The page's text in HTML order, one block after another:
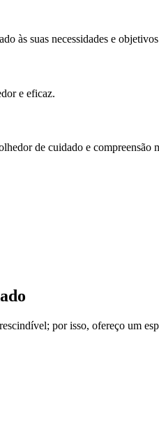
às suas necessidades e
e eficaz.
de cuidado e compreensão
por isso, ofereço um